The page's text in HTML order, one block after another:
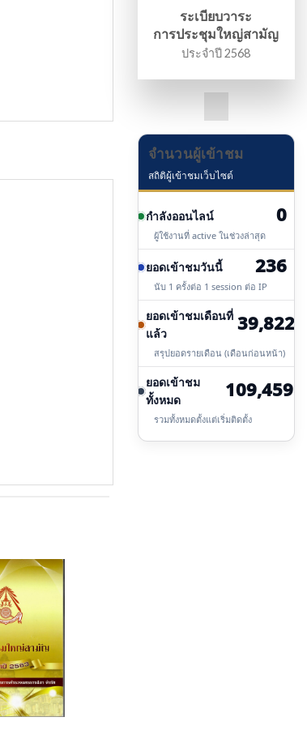
ระเบียบวาระ
การประชุมใหญ่สามัญ
ประจำปี 2568
จำนวนผู้เข้าชม
สถิติผู้เข้าชมเว็บไซต์
กำลังออนไลน์ 0
ผู้ใช้งานที่ active ในช่วงล่าสุด
ยอดเข้าชมวันนี้ 236
นับ 1 ครั้งต่อ 1 session ต่อ IP
ยอดเข้าชมเดือนที่
แล้ว
39,822
สรุปยอดรายเดือน (เดือนก่อนหน้า)
ยอดเข้าชม
ทั้งหมด
109,459
รวมทั้งหมดตั้งแต่เริ่มติดตั้ง